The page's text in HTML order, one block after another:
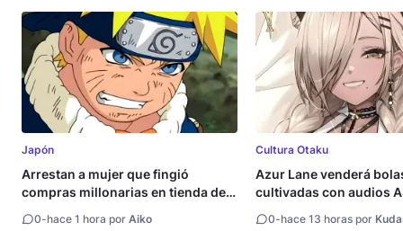
Japón
Arrestan a mujer que fingió
compras millonarias en tienda de
0-hace 1 hora por Aiko
Cultura Otaku
Azur Lane venderá
cultivadas con audios
0-hace 13 horas por